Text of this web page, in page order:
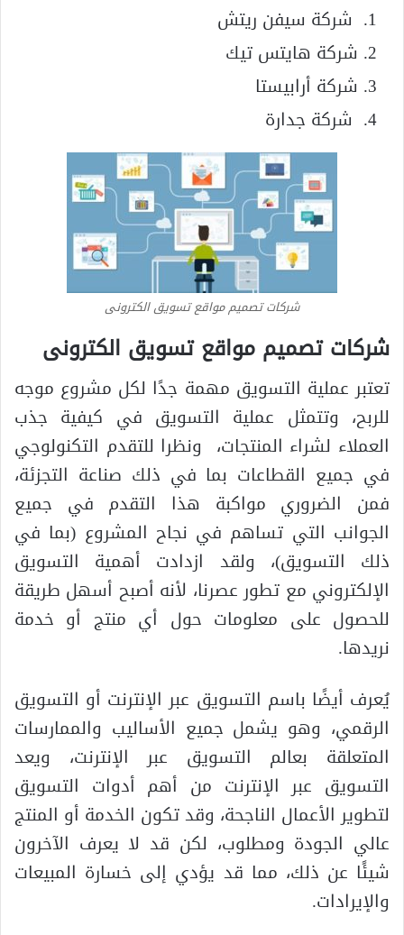
شركة سيفن ريتش
شركة هايتس تيك
شركة أرابيستا
شركة جدارة
شركات تصميم مواقع تسويق الكترونى
شركات تصميم مواقع تسويق الكترونى
تعتبر عملية التسويق مهمة جدًا لكل مشروع موجه
للربح، وتتمثل عملية التسويق في كيفية جذب
العملاء لشراء المنتجات، ونظرا للتقدم التكنولوجي
في جميع القطاعات بما في ذلك صناعة التجزئة،
فمن الضروري مواكبة هذا التقدم في جميع
الجوانب التي تساهم في نجاح المشروع (بما في
ذلك التسويق)، ولقد ازدادت أهمية التسويق
الإلكتروني مع تطور عصرنا، لأنه أصبح أسهل طريقة
للحصول على معلومات حول أي منتج أو خدمة
نريدها.
يُعرف أيضًا باسم التسويق عبر الإنترنت أو التسويق
الرقمي، وهو يشمل جميع الأساليب والممارسات
المتعلقة بعالم التسويق عبر الإنترنت، ويعد
التسويق عبر الإنترنت من أهم أدوات التسويق
لتطوير الأعمال الناجحة، وقد تكون الخدمة أو المنتج
عالي الجودة ومطلوب، لكن قد لا يعرف الآخرون
شيئًا عن ذلك، مما قد يؤدي إلى خسارة المبيعات
والإيرادات.